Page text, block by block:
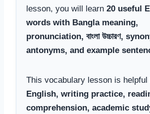
lesson, you will learn 20 useful
words with Bangla meaning,
pronunciation, বাংলা উচ্চারণ,
antonyms, and example
This vocabulary lesson is helpful
English, writing practice,
comprehension, academic